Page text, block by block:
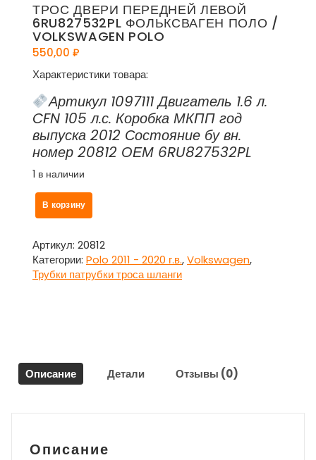
ТРОС ДВЕРИ ПЕРЕДНЕЙ ЛЕВОЙ
6RU827532PL ФОЛЬКСВАГЕН ПОЛО /
VOLKSWAGEN POLO
550,00 ₽
Характеристики товара:
Артикул 1097111 Двигатель 1.6 л.
CFN 105 л.с. Коробка МКПП год
выпуска 2012 Состояние бу вн.
номер 20812 ОЕМ 6RU827532PL
1 в наличии
Количество
товара
двери
передней
левой
Polo
В корзину
Артикул: 20812
Категории: Polo 2011 - 2020 г.в.,Volkswagen,
Трубки патрубки троса шланги
Описание Детали Отзывы (0)
Описание